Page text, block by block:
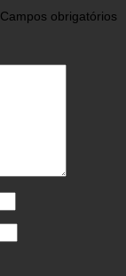
Campos obrigatórios